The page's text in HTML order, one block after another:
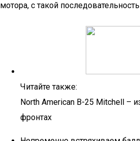
мотора, с такой
Читайте также:
North American B-25 Mitchell –
фронтах